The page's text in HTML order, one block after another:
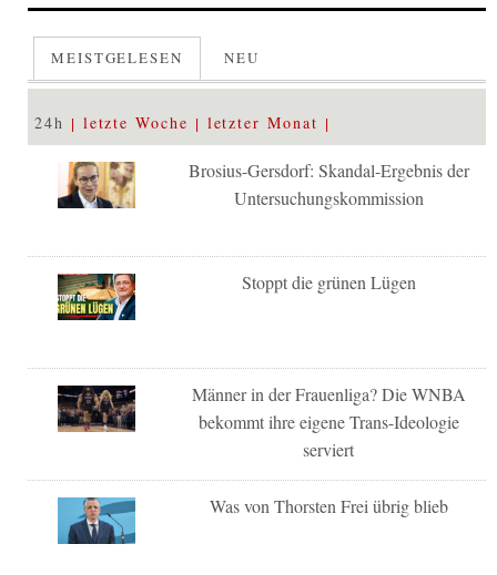
MEISTGELESEN NEU
24h letzte Woche letzter Monat
Brosius-Gersdorf: Skandal-Ergebnis der
Untersuchungskommission
Stoppt die grünen Lügen
Männer in der Frauenliga? Die WNBA
bekommt ihre eigene Trans-Ideologie
serviert
Was von Thorsten Frei übrig blieb